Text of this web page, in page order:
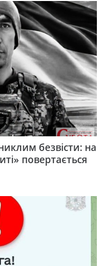
безвісти: на
повертається